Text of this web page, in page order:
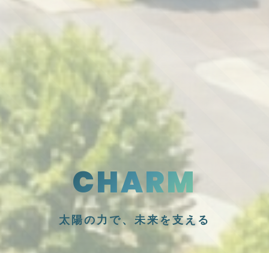
CHARM
太陽の力で、未来を支える